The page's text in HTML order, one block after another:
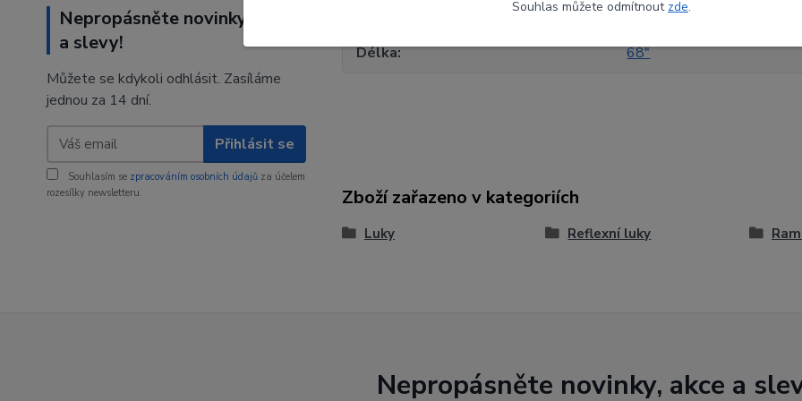
Nepropásněte novinky, akce
a slevy!
Můžete se kdykoli odhlásit. Zasíláme
jednou za 14 dní.
Přihlásit se
Souhlasím se zpracováním osobních údajů za účelem
rozesílky newsletteru.
44#
Délka
68"
Zboží zařazeno v kategoriích
Luky Reflexní luky
Nepropásněte novinky, akce a
Souhlas můžete odmítnout zde.